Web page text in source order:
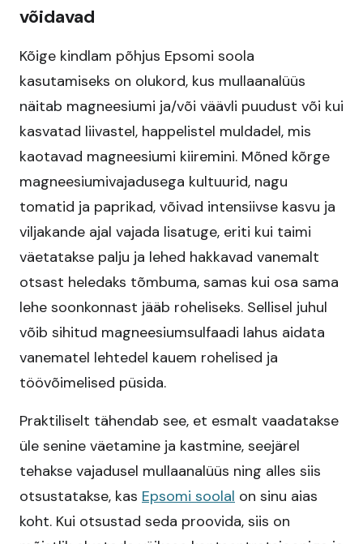
võidavad
Kõige kindlam põhjus Epsomi soola
kasutamiseks on olukord, kus mullaanalüüs
näitab magneesiumi ja/või väävli puudust või kui
kasvatad liivastel, happelistel muldadel, mis
kaotavad magneesiumi kiiremini. Mõned kõrge
magneesiumivajadusega kultuurid, nagu
tomatid ja paprikad, võivad intensiivse kasvu ja
viljakande ajal vajada lisatuge, eriti kui taimi
väetatakse palju ja lehed hakkavad vanemalt
otsast heledaks tõmbuma, samas kui osa sama
lehe soonkonnast jääb roheliseks. Sellisel juhul
võib sihitud magneesiumsulfaadi lahus aidata
vanematel lehtedel kauem rohelised ja
töövõimelised püsida.
Praktiliselt tähendab see, et esmalt vaadatakse
üle senine väetamine ja kastmine, seejärel
tehakse vajadusel mullaanalüüs ning alles siis
otsustatakse, kas Epsomi soolal on sinu aias
koht. Kui otsustad seda proovida, siis on